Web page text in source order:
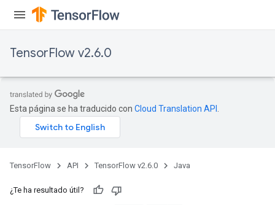
TensorFlow v2.6.0
Esta página se ha traducido con Cloud Translation API
TensorFlow API TensorFlow v2.6.0 Java
¿Te ha resultado útil?